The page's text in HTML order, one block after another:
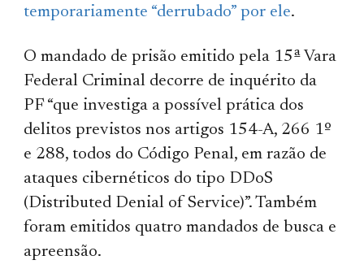
temporariamente “derrubado” por ele.
O mandado de prisão emitido pela 15ª Vara
Federal Criminal decorre de inquérito da
PF “que investiga a possível prática dos
delitos previstos nos artigos 154-A, 266 1º
e 288, todos do Código Penal, em razão de
ataques cibernéticos do tipo DDoS
(Distributed Denial of Service)”. Também
foram emitidos quatro mandados de busca e
apreensão.